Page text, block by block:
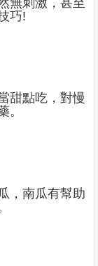
無刺激，甚至
巧!
甜點吃，對慢
。
，南瓜有幫助